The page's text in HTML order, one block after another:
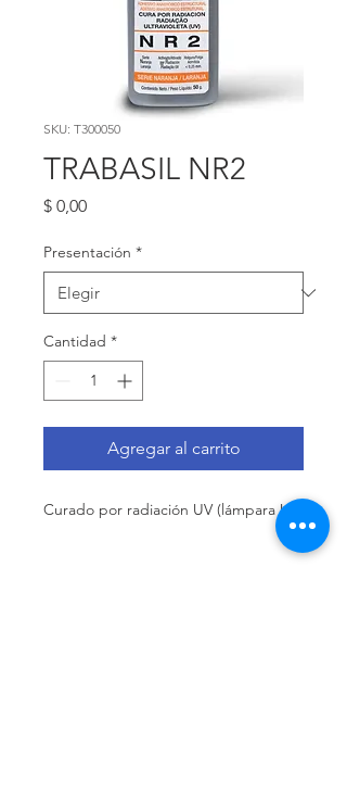
SKU: T300050
TRABASIL NR2
$ 0,00Precio
Presentación *
Cantidad *
Agregar al carrito
Curado por radiación UV (lámpara UV)